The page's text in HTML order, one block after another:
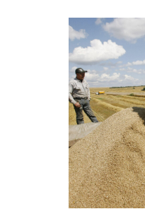
авиатоплива